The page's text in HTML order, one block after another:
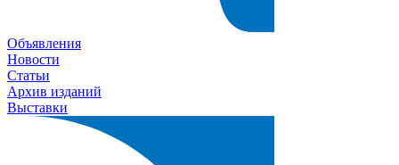
Объявления
Новости
Статьи
Архив изданий
Выставки